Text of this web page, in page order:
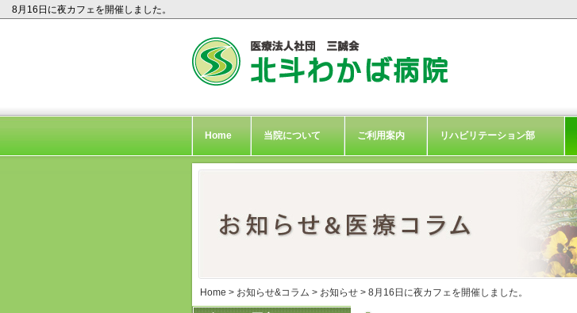
8月16日に夜カフェを開催しました。
Home 当院について ご利用案内 リハビリテーション部
Home > お知らせ&コラム > お知らせ > 8月16日に夜カフェを開催しました。